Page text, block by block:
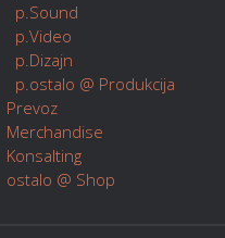
p.Sound
p.Video
p.Dizajn
p.ostalo @ Produkcija
Prevoz
Merchandise
Konsalting
ostalo @ Shop